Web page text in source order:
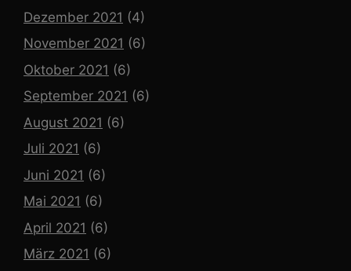
Dezember 2021 (4)
November 2021 (6)
Oktober 2021 (6)
September 2021 (6)
August 2021 (6)
Juli 2021 (6)
Juni 2021 (6)
Mai 2021 (6)
April 2021 (6)
März 2021 (6)